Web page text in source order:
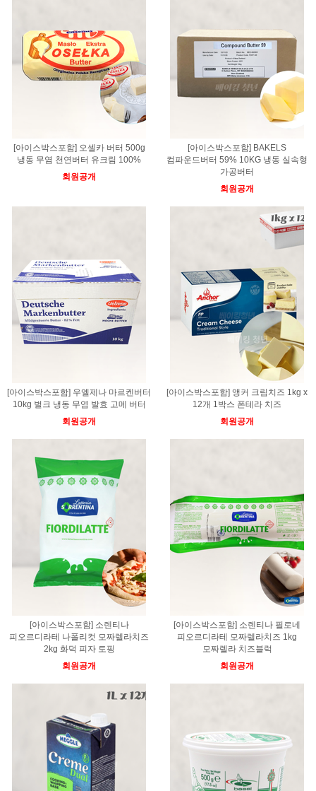
[아이스박스포함] 오셀카 버터 500g
냉동 무염 천연버터 유크림 100%
회원공개
[아이스박스포함] BAKELS
컴파운드버터 59% 10KG 냉동 실속형
가공버터
회원공개
[아이스박스포함] 우엘제나 마르켄버터
10kg 벌크 냉동 무염 발효 고메 버터
회원공개
[아이스박스포함] 앵커 크림치즈 1kg x
12개 1박스 폰테라 치즈
회원공개
[아이스박스포함] 소렌티나
피오르디라테 나폴리컷 모짜렐라치즈
2kg 화덕 피자 토핑
회원공개
[아이스박스포함] 소렌티나 필로네
피오르디라테 모짜렐라치즈 1kg
모짜렐라 치즈블럭
회원공개